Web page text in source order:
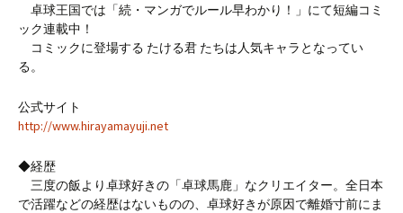
卓球王国では「続・マンガでルール早わかり！」にて短編コミ
ック連載中！
コミックに登場する たける君 たちは人気キャラとなってい
る。
公式サイト
http://www.hirayamayuji.net
◆経歴
三度の飯より卓球好きの「卓球馬鹿」なクリエイター。全日本
で活躍などの経歴はないものの、卓球好きが原因で離婚寸前にま